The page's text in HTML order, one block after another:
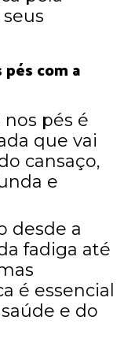
com a
pés é
que vai
cansaço,
e
desde a
fadiga até
é essencial
e do